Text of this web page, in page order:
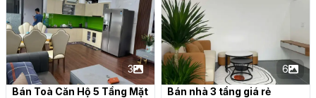
3
Bán Toà Căn Hộ 5 Tầng Mặt
6
Bán nhà 3 tầng giá rẻ